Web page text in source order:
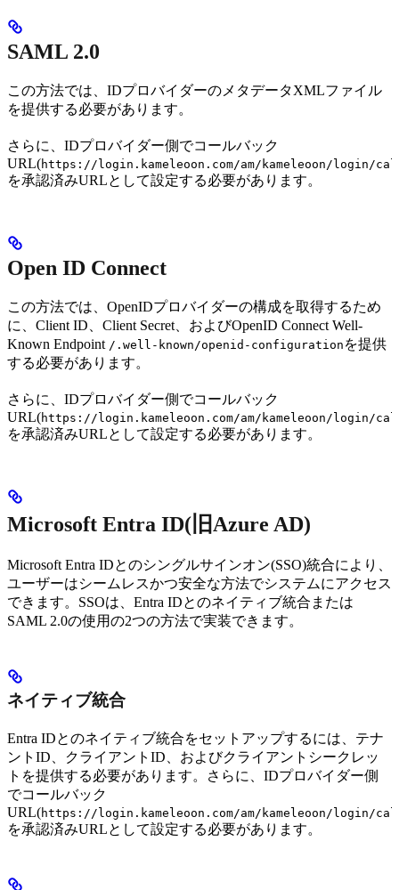
SAML 2.0
この方法では、IDプロバイダーのメタデータXMLファイル
を提供する必要があります。
さらに、IDプロバイダー側でコールバック
URL(https://login.kameleoon.com/am/kameleoon/login/
を承認済みURLとして設定する必要があります。
Open ID Connect
この方法では、OpenIDプロバイダーの構成を取得するため
に、Client ID、Client Secret、およびOpenID Connect Well-
Known Endpoint /.well-known/openid-configuration を提供
する必要があります。
さらに、IDプロバイダー側でコールバック
URL(https://login.kameleoon.com/am/kameleoon/login/
を承認済みURLとして設定する必要があります。
Microsoft Entra ID(旧Azure AD)
Microsoft Entra IDとのシングルサインオン(SSO)統合により、
ユーザーはシームレスかつ安全な方法でシステムにアクセス
できます。SSOは、Entra IDとのネイティブ統合または
SAML 2.0の使用の2つの方法で実装できます。
ネイティブ統合
Entra IDとのネイティブ統合をセットアップするには、テナ
ントID、クライアントID、およびクライアントシークレッ
トを提供する必要があります。さらに、IDプロバイダー側
でコールバック
URL(https://login.kameleoon.com/am/kameleoon/login/
を承認済みURLとして設定する必要があります。